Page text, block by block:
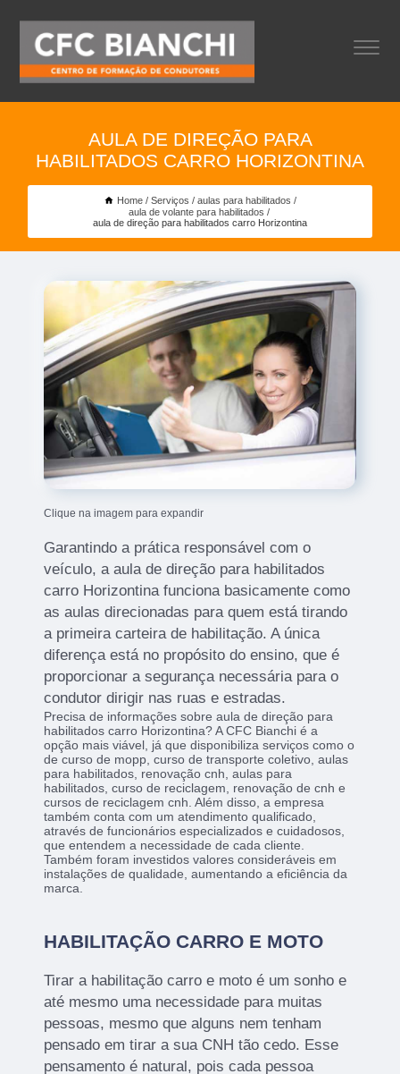
AULA DE DIREÇÃO PARA
HABILITADOS CARRO HORIZONTINA
Home Serviços
aulas para habilitados
aula de volante para habilitados
aula de direção para habilitados carro Horizontina
Clique na imagem para expandir
Garantindo a prática responsável com o
veículo, a aula de direção para habilitados
carro Horizontina funciona basicamente como
as aulas direcionadas para quem está tirando
a primeira carteira de habilitação. A única
diferença está no propósito do ensino, que é
proporcionar a segurança necessária para o
condutor dirigir nas ruas e estradas.
Precisa de informações sobre aula de direção para
habilitados carro Horizontina? A CFC Bianchi é a
opção mais viável, já que disponibiliza serviços como o
de curso de mopp, curso de transporte coletivo, aulas
para habilitados, renovação cnh, aulas para
habilitados, curso de reciclagem, renovação de cnh e
cursos de reciclagem cnh. Além disso, a empresa
também conta com um atendimento qualificado,
através de funcionários especializados e cuidadosos,
que entendem a necessidade de cada cliente.
Também foram investidos valores consideráveis em
instalações de qualidade, aumentando a eficiência da
marca.
HABILITAÇÃO CARRO E MOTO
Tirar a habilitação carro e moto é um sonho e
até mesmo uma necessidade para muitas
pessoas, mesmo que alguns nem tenham
pensado em tirar a sua CNH tão cedo. Esse
pensamento é natural, pois cada pessoa